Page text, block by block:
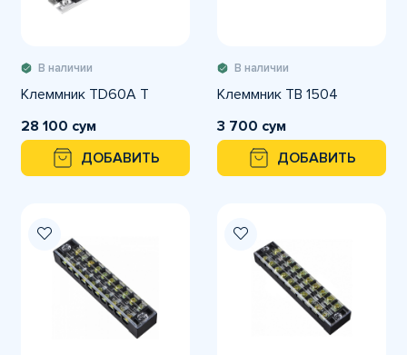
В наличии
Клеммник ТD60A T
28 100 сум
ДОБАВИТЬ
В наличии
Клеммник ТВ 1504
3 700 сум
ДОБАВИТЬ